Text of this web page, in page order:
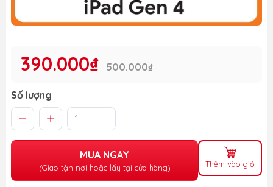
390.000₫ 500.000₫
Số lượng
MUA NGAY
(Giao tận nơi hoặc lấy tại cửa hàng) Thêm vào giỏ